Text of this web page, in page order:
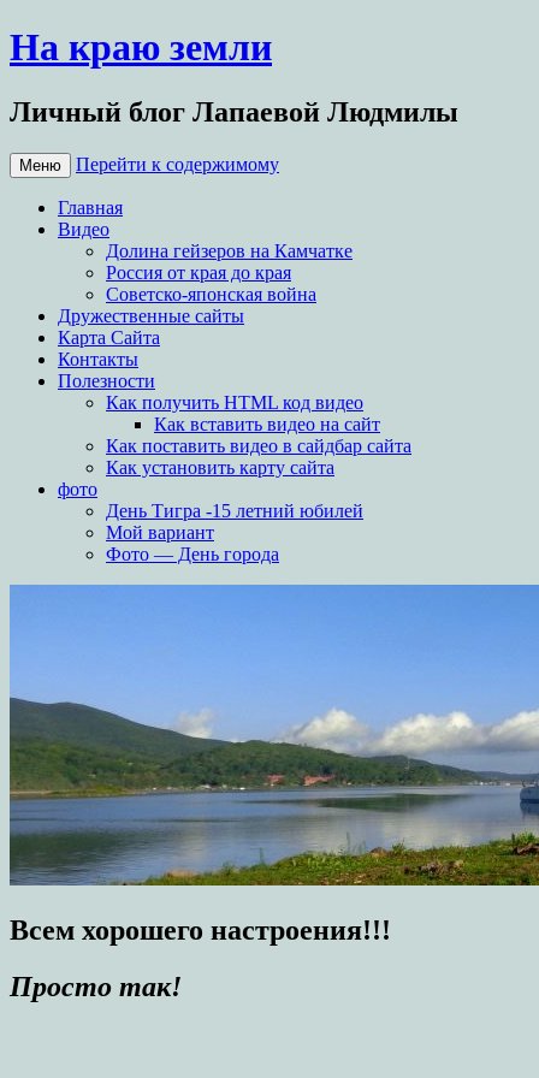
На краю земли
Личный блог Лапаевой Людмилы
Меню Перейти к содержимому
Главная
Видео
Долина гейзеров на Камчатке
Россия от края до края
Советско-японская война
Дружественные сайты
Карта Сайта
Контакты
Полезности
Как получить HTML код видео
Как вставить видео на сайт
Как поставить видео в сайдбар сайта
Как установить карту сайта
фото
День Тигра -15 летний юбилей
Мой вариант
Фото — День города
Всем хорошего настроения!!!
Просто так!